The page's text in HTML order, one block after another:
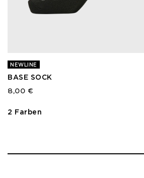
NEWLINE
BASE SOCK
8,00 €
2 Farben